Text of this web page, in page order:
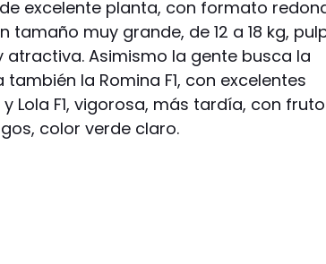
excelente planta, con formato
tamaño muy grande, de 12 a 18 kg,
atractiva. Asimismo la gente busca la
también la Romina F1, con excelentes
Lola F1, vigorosa, más tardía, con
color verde claro.